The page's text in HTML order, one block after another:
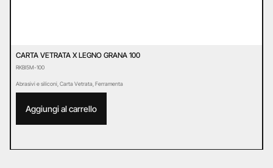
CARTA VETRATA X LEGNO GRANA 100
RKBI5M-100
Abrasivi e siliconi Carta Vetrata Ferramenta
Aggiungi al carrello